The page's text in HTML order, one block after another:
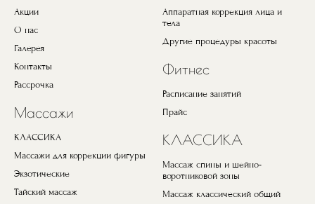
Акции
О нас
Галерея
Контакты
Рассрочка
Массажи
КЛАССИКА
Массажи для коррекции фигуры
Экзотические
Тайский массаж
Аппаратная коррекция лица и
тела
Другие процедуры красоты
Фитнес
Расписание занятий
Прайс
КЛАССИКА
Массаж спины и шейно-
воротниковой зоны
Массаж классический общий